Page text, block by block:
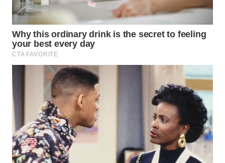
CIREBON
WN
INDRAMAYU
KUNINGAN
WN
MAJALENGKA
WN
SUBANG